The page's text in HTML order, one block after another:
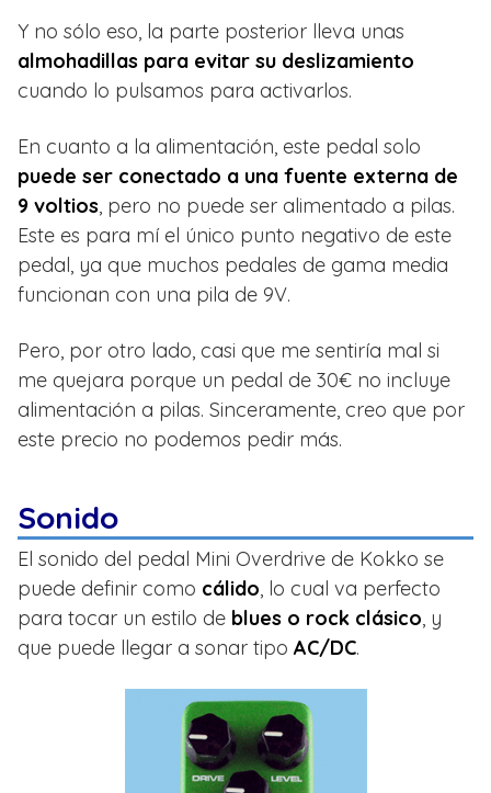
Y no sólo eso, la parte posterior lleva unas
almohadillas para evitar su deslizamiento
cuando lo pulsamos para activarlos.
En cuanto a la alimentación, este pedal solo
puede ser conectado a una fuente externa de
9 voltios, pero no puede ser alimentado a pilas.
Este es para mí el único punto negativo de este
pedal, ya que muchos pedales de gama media
funcionan con una pila de 9V.
Pero, por otro lado, casi que me sentiría mal si
me quejara porque un pedal de 30€ no incluye
alimentación a pilas. Sinceramente, creo que por
este precio no podemos pedir más.
Sonido
El sonido del pedal Mini Overdrive de Kokko se
puede definir como cálido, lo cual va perfecto
para tocar un estilo de blues o rock clásico, y
que puede llegar a sonar tipo AC/DC.